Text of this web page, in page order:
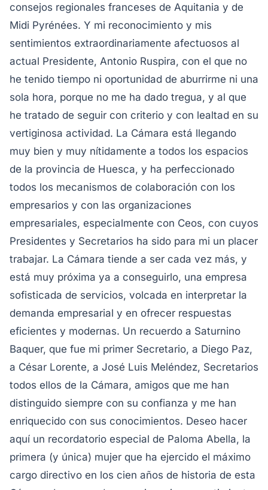
consejos regionales franceses de Aquitania y de
Midi Pyrénées. Y mi reconocimiento y mis
sentimientos extraordinariamente afectuosos al
actual Presidente, Antonio Ruspira, con el que no
he tenido tiempo ni oportunidad de aburrirme ni una
sola hora, porque no me ha dado tregua, y al que
he tratado de seguir con criterio y con lealtad en su
vertiginosa actividad. La Cámara está llegando
muy bien y muy nítidamente a todos los espacios
de la provincia de Huesca, y ha perfeccionado
todos los mecanismos de colaboración con los
empresarios y con las organizaciones
empresariales, especialmente con Ceos, con cuyos
Presidentes y Secretarios ha sido para mi un placer
trabajar. La Cámara tiende a ser cada vez más, y
está muy próxima ya a conseguirlo, una empresa
sofisticada de servicios, volcada en interpretar la
demanda empresarial y en ofrecer respuestas
eficientes y modernas. Un recuerdo a Saturnino
Baquer, que fue mi primer Secretario, a Diego Paz,
a César Lorente, a José Luis Meléndez, Secretarios
todos ellos de la Cámara, amigos que me han
distinguido siempre con su confianza y me han
enriquecido con sus conocimientos. Deseo hacer
aquí un recordatorio especial de Paloma Abella, la
primera (y única) mujer que ha ejercido el máximo
cargo directivo en los cien años de historia de esta